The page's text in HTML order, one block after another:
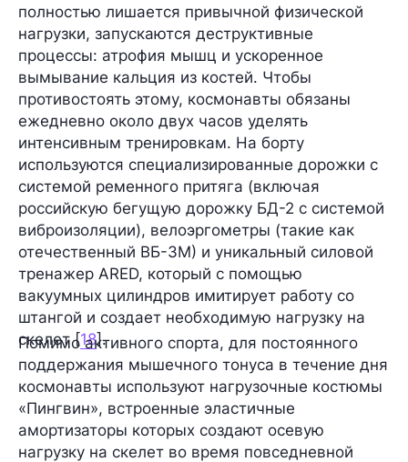
полностью лишается привычной физической
нагрузки, запускаются деструктивные
процессы: атрофия мышц и ускоренное
вымывание кальция из костей. Чтобы
противостоять этому, космонавты обязаны
ежедневно около двух часов уделять
интенсивным тренировкам. На борту
используются специализированные дорожки с
системой ременного притяга (включая
российскую бегущую дорожку БД-2 с системой
виброизоляции), велоэргометры (такие как
отечественный ВБ-3М) и уникальный силовой
тренажер ARED, который с помощью
вакуумных цилиндров имитирует работу со
штангой и создает необходимую нагрузку на
скелет [18].
Помимо активного спорта, для постоянного
поддержания мышечного тонуса в течение дня
космонавты используют нагрузочные костюмы
«Пингвин», встроенные эластичные
амортизаторы которых создают осевую
нагрузку на скелет во время повседневной